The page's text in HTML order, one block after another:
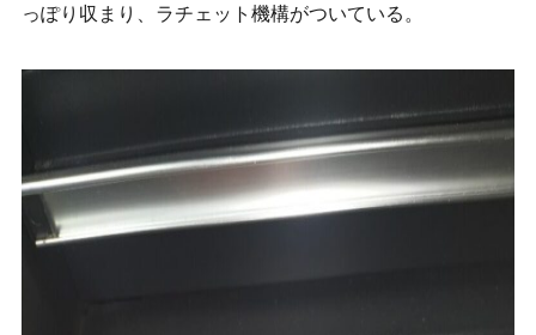
っぽり収まり、ラチェット機構がついている。